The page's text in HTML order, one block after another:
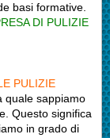
basi formative.
DI PULIZIE
PULIZIE
quale sappiamo
Questo significa
in grado di